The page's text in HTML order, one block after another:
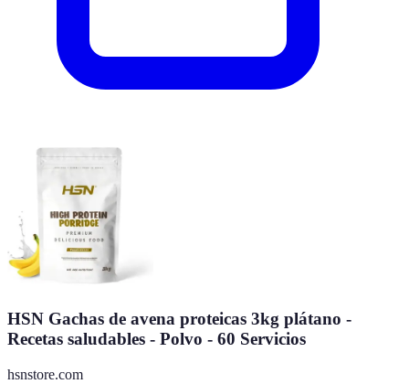
HSN Gachas de avena proteicas 3kg plátano -
Recetas saludables - Polvo - 60 Servicios
hsnstore.com